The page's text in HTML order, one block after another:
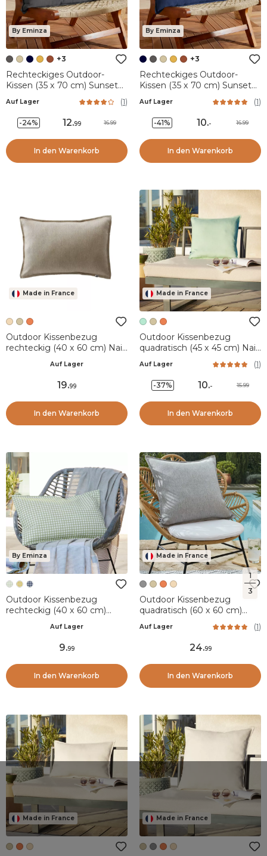
1
3
By Eminza
+3
Rechteckiges Outdoor-
Kissen (35 x 70 cm) Sunset
Auf Lager (1)
-24% 12.99 16.99
In den Warenkorb
By Eminza
+3
Rechteckiges Outdoor-
Kissen (35 x 70 cm) Sunset
Auf Lager (1)
-41% 10.- 16.99
In den Warenkorb
Made in France
Outdoor Kissenbezug
rechteckig (40 x 60 cm) Naia
Auf Lager
19.99
In den Warenkorb
Made in France
Outdoor Kissenbezug
quadratisch (45 x 45 cm) Naia
Auf Lager (1)
-37% 10.- 15.99
In den Warenkorb
By Eminza
Outdoor Kissenbezug
rechteckig (40 x 60 cm)
Auf Lager
9.99
In den Warenkorb
Made in France
Outdoor Kissenbezug
quadratisch (60 x 60 cm)
Auf Lager (1)
24.99
In den Warenkorb
Made in France Made in France